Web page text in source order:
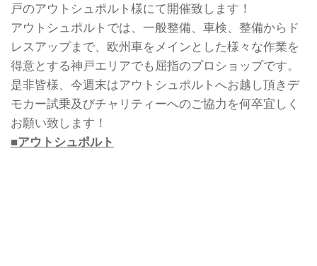
戸のアウトシュポルト様にて開催致します！
アウトシュポルトでは、一般整備、車検、整備からド
レスアップまで、欧州車をメインとした様々な作業を
得意とする神戸エリアでも屈指のプロショップです。
是非皆様、今週末はアウトシュポルトへお越し頂きデ
モカー試乗及びチャリティーへのご協力を何卒宜しく
お願い致します！
■アウトシュポルト